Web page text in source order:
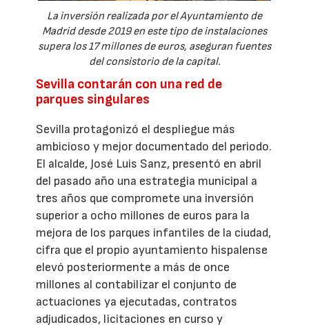
La inversión realizada por el Ayuntamiento de
Madrid desde 2019 en este tipo de instalaciones
supera los 17 millones de euros, aseguran fuentes
del consistorio de la capital.
Sevilla contarán con una red de
parques singulares
Sevilla protagonizó el despliegue más
ambicioso y mejor documentado del periodo.
El alcalde, José Luis Sanz, presentó en abril
del pasado año una estrategia municipal a
tres años que compromete una inversión
superior a ocho millones de euros para la
mejora de los parques infantiles de la ciudad,
cifra que el propio ayuntamiento hispalense
elevó posteriormente a más de once
millones al contabilizar el conjunto de
actuaciones ya ejecutadas, contratos
adjudicados, licitaciones en curso y